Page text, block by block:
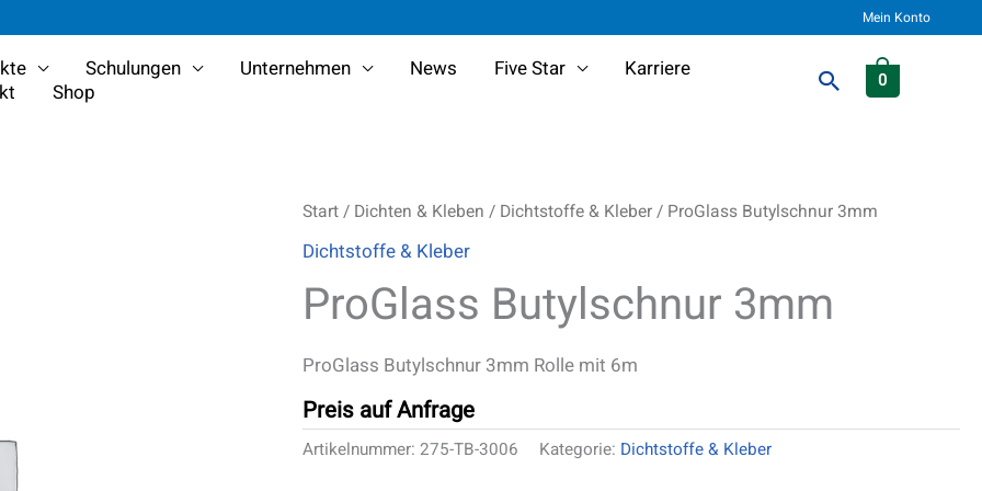
Mein Konto
Schulungen Unternehmen News Five Star
Karriere
Shop Suchen
0
Start/ Dichten & Kleben / Dichtstoffe & Kleber/ ProGlass Butylschnur 3mm
Dichtstoffe & Kleber
ProGlass Butylschnur 3mm
ProGlass Butylschnur 3mm Rolle mit 6m
Preis auf Anfrage
Artikelnummer:275-TB-3006 Kategorie: Dichtstoffe & Kleber